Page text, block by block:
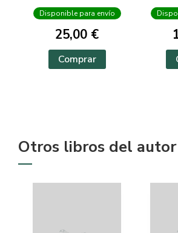
Disponible para envío
25,00 €
Comprar
Otros libros del autor